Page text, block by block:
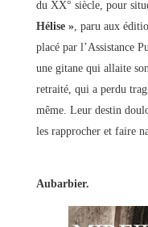
du XX° siècle, pour
Hélise », paru aux
placé par l’Assistance
une gitane qui allaite
retraité, qui a perdu
même. Leur destin
les rapprocher et faire
Aubarbier.